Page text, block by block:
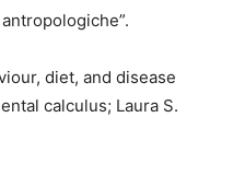
diet, and disease
calculus; Laura S.